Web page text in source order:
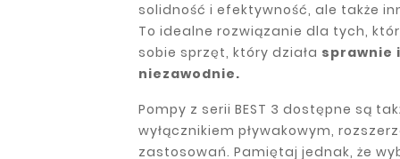
solidność i efektywność, ale także
To idealne rozwiązanie dla tych,
sobie sprzęt, który działa sprawnie i
niezawodnie.
Pompy z serii BEST 3 dostępne są
wyłącznikiem pływakowym,
zastosowań. Pamiętaj jednak, że